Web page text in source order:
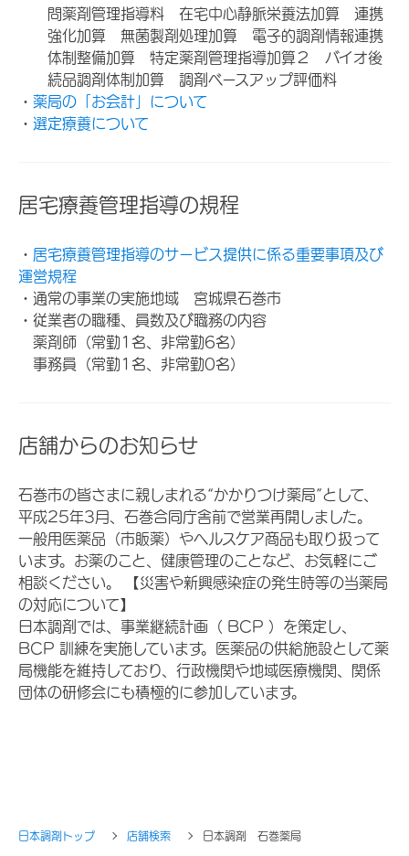
問薬剤管理指導料 在宅中心静脈栄養法加算 連携
強化加算 無菌製剤処理加算 電子的調剤情報連携
体制整備加算 特定薬剤管理指導加算２ バイオ後
続品調剤体制加算 調剤ベースアップ評価料
・ 薬局の「お会計」について
・ 選定療養について
居宅療養管理指導の規程
・ 居宅療養管理指導のサービス提供に係る重要事項及び
運営規程
・通常の事業の実施地域 宮城県石巻市
・従業者の職種、員数及び職務の内容
薬剤師（常勤1名、非常勤6名）
事務員（常勤1名、非常勤0名）
店舗からのお知らせ
石巻市の皆さまに親しまれる“かかりつけ薬局”として、
平成25年3月、石巻合同庁舎前で営業再開しました。
一般用医薬品（市販薬）やヘルスケア商品も取り扱って
います。お薬のこと、健康管理のことなど、お気軽にご
相談ください。 【災害や新興感染症の発生時等の当薬局
の対応について】
日本調剤では、事業継続計画（ BCP ）を策定し、
BCP 訓練を実施しています。医薬品の供給施設として薬
局機能を維持しており、行政機関や地域医療機関、関係
団体の研修会にも積極的に参加しています。
日本調剤トップ 店舗検索 日本調剤 石巻薬局